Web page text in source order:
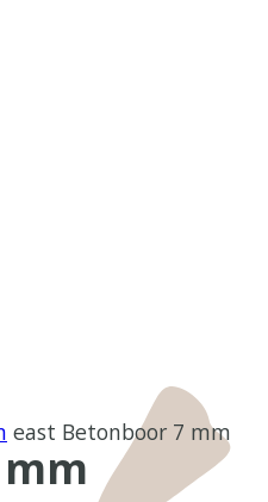
east Betonboor 7 mm